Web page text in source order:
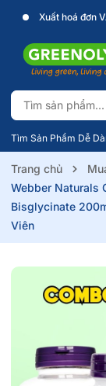
Xuất hoá đơn
Tìm Sản Phẩm Dễ
Trang chủ
Webber Naturals
Bisglycinate
Viên